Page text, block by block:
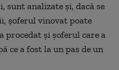
analizate și, dacă se
șoferul vinovat poate
procedat și șoferul care a
ce a fost la un pas de un